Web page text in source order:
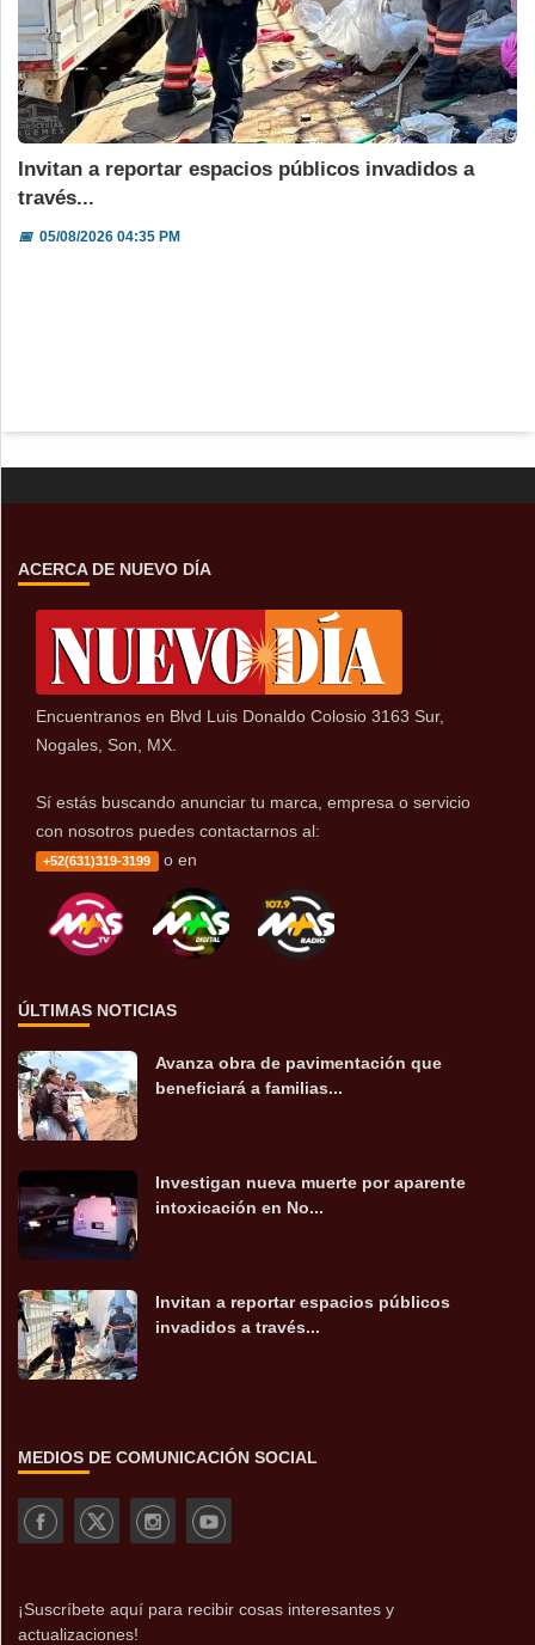
Invitan a reportar espacios públicos invadidos a
través...
📅05/08/2026 04:35 PM
ACERCA DE NUEVO DÍA
Encuentranos en Blvd Luis Donaldo Colosio 3163 Sur,
Nogales, Son, MX.
Sí estás buscando anunciar tu marca, empresa o servicio
con nosotros puedes contactarnos al:
+52(631)319-3199 o en
ÚLTIMAS NOTICIAS
Avanza obra de pavimentación que
beneficiará a familias...
Investigan nueva muerte por aparente
intoxicación en No...
Invitan a reportar espacios públicos
invadidos a través...
MEDIOS DE COMUNICACIÓN SOCIAL
¡Suscríbete aquí para recibir cosas interesantes y
actualizaciones!